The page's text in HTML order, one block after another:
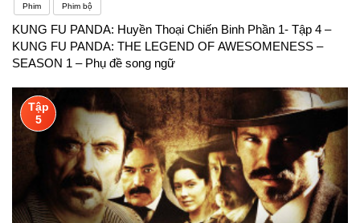
Phim Phim bộ
KUNG FU PANDA: Huyền Thoại Chiến Binh Phần 1- Tập 4 –
KUNG FU PANDA: THE LEGEND OF AWESOMENESS –
SEASON 1 – Phụ đề song ngữ
Tập
5